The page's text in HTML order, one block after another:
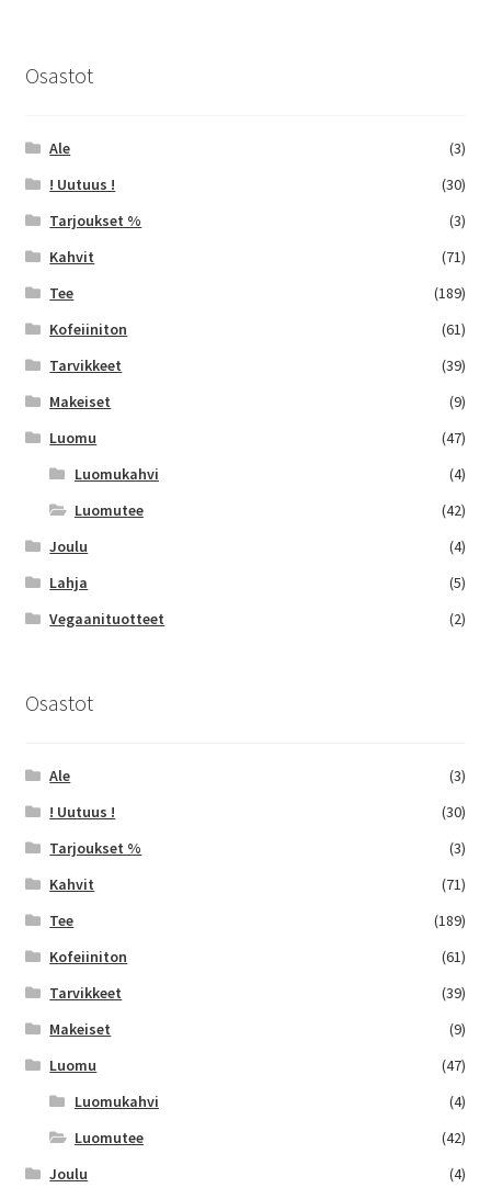
Osastot
Ale
(3)
! Uutuus !
(30)
Tarjoukset %
(3)
Kahvit
(71)
Tee
(189)
Kofeiiniton
(61)
Tarvikkeet
(39)
Makeiset
(9)
Luomu
(47)
Luomukahvi
(4)
Luomutee
(42)
Joulu
(4)
Lahja
(5)
Vegaanituotteet
(2)
Osastot
Ale
(3)
! Uutuus !
(30)
Tarjoukset %
(3)
Kahvit
(71)
Tee
(189)
Kofeiiniton
(61)
Tarvikkeet
(39)
Makeiset
(9)
Luomu
(47)
Luomukahvi
(4)
Luomutee
(42)
Joulu
(4)